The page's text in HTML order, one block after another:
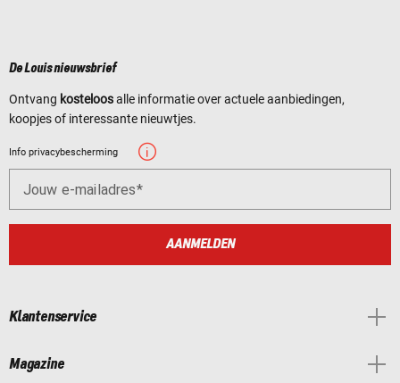
De Louis nieuwsbrief
Ontvang kosteloosalle informatie over actuele aanbiedingen,
koopjes of interessante nieuwtjes.
Info privacybescherming
Jouw e-mailadres
AANMELDEN
Klantenservice
Magazine